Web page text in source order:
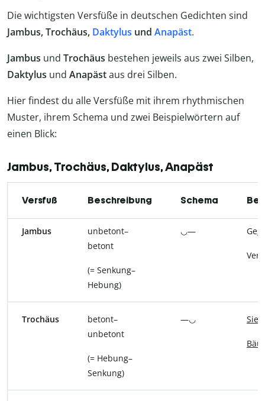
Die wichtigsten Versfüße in deutschen Gedichten sind
Jambus, Trochäus, Daktylus und Anapäst.
Jambus und Trochäus bestehen jeweils aus zwei Silben,
Daktylus und Anapästaus drei Silben.
Hier findest du alle Versfüße mit ihrem rhythmischen
Muster, ihrem Schema und zwei Beispielwörtern auf
einen Blick:
Jambus, Trochäus, Daktylus, Anapäst
Versfuß Beschreibung Schema
Jambus
unbetont–
betont
(= Senkung–
Hebung)
◡— Ge
Ver
Trochäus
betont–
unbetont
(= Hebung–
Senkung)
—◡ Sie
Bäu